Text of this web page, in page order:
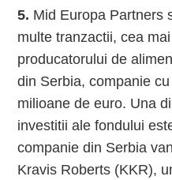
5. Mid Europa Partners
multe tranzactii, cea
producatorului de
din Serbia, companie
milioane de euro. Una
investitii ale fondului
companie din Serbia
Kravis Roberts (KKR),